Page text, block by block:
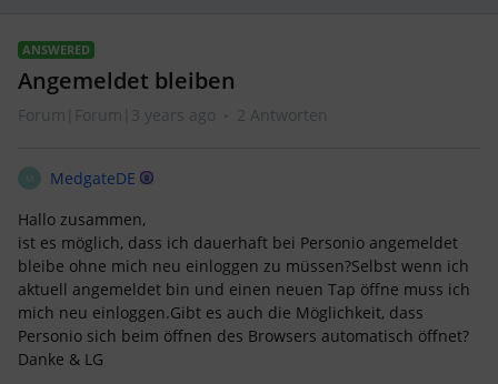
ANSWERED
Angemeldet bleiben
Forum|Forum|3 years ago 2 Antworten
MedgateDE
Hallo zusammen,
ist es möglich, dass ich dauerhaft bei Personio angemeldet
bleibe ohne mich neu einloggen zu müssen?Selbst wenn ich
aktuell angemeldet bin und einen neuen Tap öffne muss ich
mich neu einloggen.Gibt es auch die Möglichkeit, dass
Personio sich beim öffnen des Browsers automatisch öffnet?
Danke & LG